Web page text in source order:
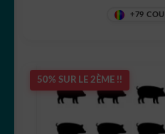
+79
50% SUR LE 2ÈME !!